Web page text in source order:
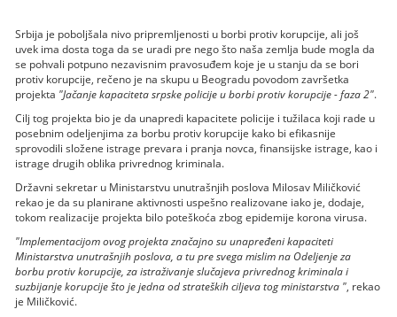
Srbija je poboljšala nivo pripremljenosti u borbi protiv korupcije, ali još
uvek ima dosta toga da se uradi pre nego što naša zemlja bude mogla da
se pohvali potpuno nezavisnim pravosuđem koje je u stanju da se bori
protiv korupcije, rečeno je na skupu u Beogradu povodom završetka
projekta "Jačanje kapaciteta srpske policije u borbi protiv korupcije - faza 2".
Cilj tog projekta bio je da unapredi kapacitete policije i tužilaca koji rade u
posebnim odeljenjima za borbu protiv korupcije kako bi efikasnije
sprovodili složene istrage prevara i pranja novca, finansijske istrage, kao i
istrage drugih oblika privrednog kriminala.
Državni sekretar u Ministarstvu unutrašnjih poslova Milosav Miličković
rekao je da su planirane aktivnosti uspešno realizovane iako je, dodaje,
tokom realizacije projekta bilo poteškoća zbog epidemije korona virusa.
"Implementacijom ovog projekta značajno su unapređeni kapaciteti
Ministarstva unutrašnjih poslova, a tu pre svega mislim na Odeljenje za
borbu protiv korupcije, za istraživanje slučajeva privrednog kriminala i
suzbijanje korupcije što je jedna od strateških ciljeva tog ministarstva ", rekao
je Miličković.